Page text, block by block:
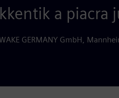
a piacra
GERMANY GmbH,